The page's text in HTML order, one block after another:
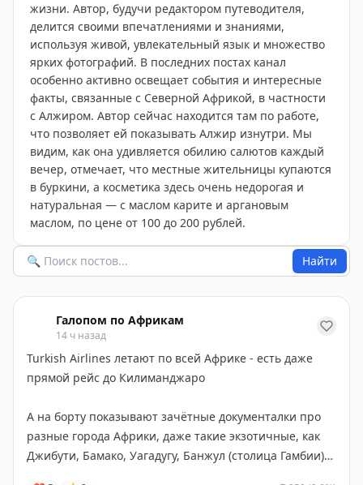
жизни. Автор, будучи редактором путеводителя,
делится своими впечатлениями и знаниями,
используя живой, увлекательный язык и множество
ярких фотографий. В последних постах канал
особенно активно освещает события и интересные
факты, связанные с Северной Африкой, в частности
с Алжиром. Автор сейчас находится там по работе,
что позволяет ей показывать Алжир изнутри. Мы
видим, как она удивляется обилию салютов каждый
вечер, отмечает, что местные жительницы купаются
в буркини, а косметика здесь очень недорогая и
натуральная — с маслом карите и аргановым
маслом, по цене от 100 до 200 рублей.
Найти
Галопом по Африкам
14 ч назад
Turkish Airlines летают по всей Африке - есть даже
прямой рейс до Килиманджаро
А на борту показывают зачётные документалки про
разные города Африки, даже такие экзотичные, как
Джибути, Бамако, Уагадугу, Банжул (столица Гамбии)